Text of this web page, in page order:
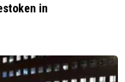
in